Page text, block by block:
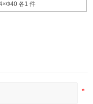
各1件